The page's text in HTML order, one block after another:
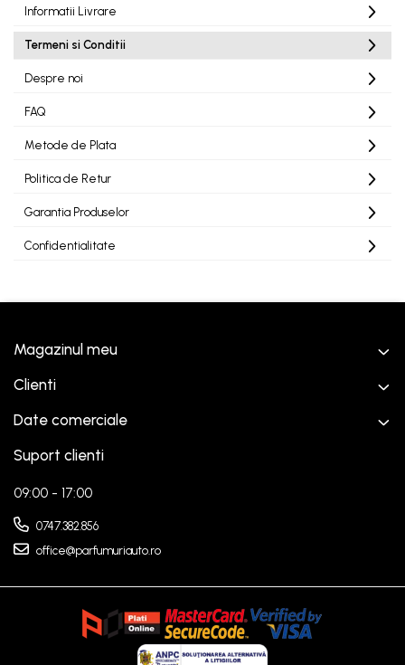
Informatii Livrare
Termeni si Conditii
Despre noi
FAQ
Metode de Plata
Politica de Retur
Garantia Produselor
Confidentialitate
Magazinul meu
Clienti
Date comerciale
Suport clienti
09:00 - 17:00
0747.382.856
office@parfumuriauto.ro